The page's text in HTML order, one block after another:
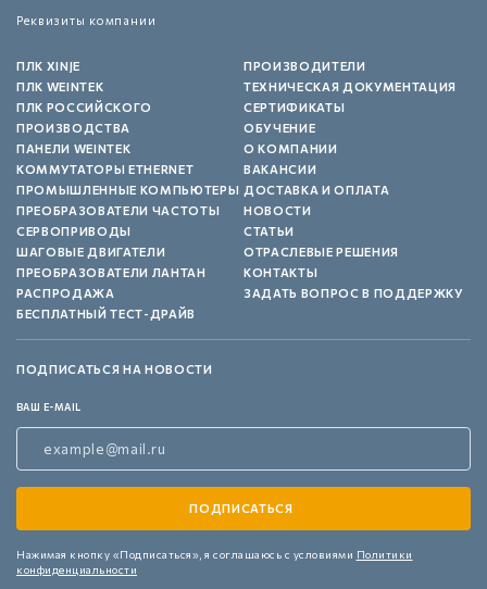
Реквизиты компании
ПЛК XINJE
ПЛК WEINTEK
ПЛК РОССИЙСКОГО
ПРОИЗВОДСТВА
ПАНЕЛИ WEINTEK
КОММУТАТОРЫ ETHERNET
ПРОМЫШЛЕННЫЕ КОМПЬЮТЕРЫ
ПРЕОБРАЗОВАТЕЛИ ЧАСТОТЫ
СЕРВОПРИВОДЫ
ШАГОВЫЕ ДВИГАТЕЛИ
ПРЕОБРАЗОВАТЕЛИ ЛАНТАН
РАСПРОДАЖА
БЕСПЛАТНЫЙ ТЕСТ-ДРАЙВ
ПРОИЗВОДИТЕЛИ
ТЕХНИЧЕСКАЯ ДОКУМЕНТАЦИЯ
СЕРТИФИКАТЫ
ОБУЧЕНИЕ
О КОМПАНИИ
ВАКАНСИИ
ДОСТАВКА И ОПЛАТА
НОВОСТИ
СТАТЬИ
ОТРАСЛЕВЫЕ РЕШЕНИЯ
КОНТАКТЫ
ЗАДАТЬ ВОПРОС В ПОДДЕРЖКУ
ПОДПИСАТЬСЯ НА НОВОСТИ
ВАШ E-MAIL
Нажимая кнопку «Подписаться», я соглашаюсь с условиями Политики
конфиденциальности